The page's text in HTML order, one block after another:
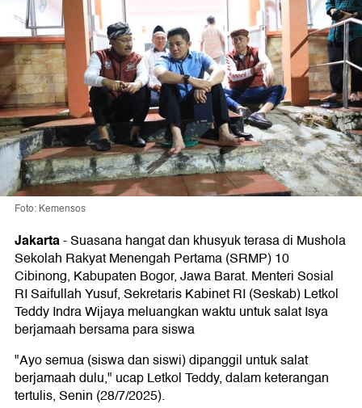
Foto: Kemensos
Jakarta-Suasana hangat dan khusyuk terasa di Mushola
Sekolah Rakyat Menengah Pertama (SRMP) 10
Cibinong, Kabupaten Bogor, Jawa Barat. Menteri Sosial
RI Saifullah Yusuf, Sekretaris Kabinet RI (Seskab) Letkol
Teddy Indra Wijaya meluangkan waktu untuk salat Isya
berjamaah bersama para siswa
"Ayo semua (siswa dan siswi) dipanggil untuk salat
berjamaah dulu," ucap Letkol Teddy, dalam keterangan
tertulis, Senin (28/7/2025).